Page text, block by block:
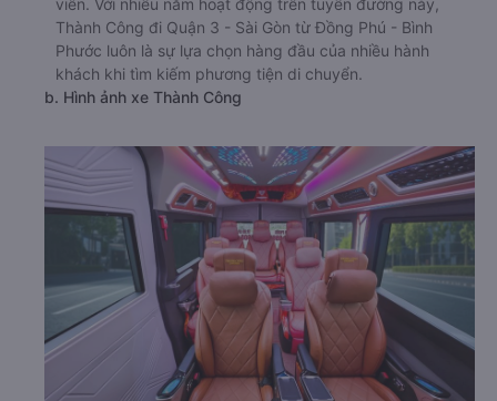
viên. Với nhiều năm hoạt động trên tuyến đường này,
Thành Công đi Quận 3 - Sài Gòn từ Đồng Phú - Bình
Phước luôn là sự lựa chọn hàng đầu của nhiều hành
khách khi tìm kiếm phương tiện di chuyển.
b. Hình ảnh xe Thành Công